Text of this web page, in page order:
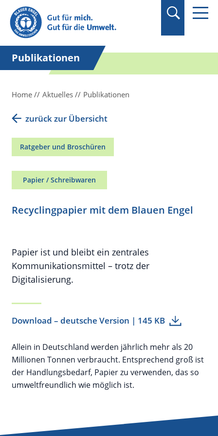
Suchbegriff in
Anführungszeichen
setzen.
Publikationen
Home Aktuelles Publikationen
zurück zur Übersicht
Ratgeber und Broschüren
Papier / Schreibwaren
Recyclingpapier mit dem Blauen Engel
Papier ist und bleibt ein zentrales
Kommunikationsmittel – trotz der
Digitalisierung.
Download – deutsche Version | 145 KB
Allein in Deutschland werden jährlich mehr als 20
Millionen Tonnen verbraucht. Entsprechend groß ist
der Handlungsbedarf, Papier zu verwenden, das so
umweltfreundlich wie möglich ist.